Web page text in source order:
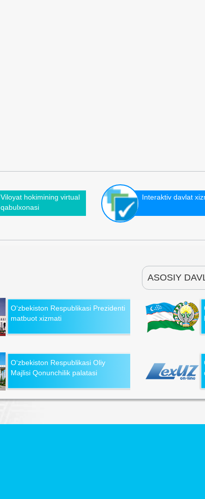
Viloyat hokimining virtual
qabulxonasi
Interaktiv davlat
ASOSIY
O‘zbekiston Respublikasi Prezidenti
matbuot xizmati
O‘zbekiston Respublikasi Oliy
Majlisi Qonunchilik palatasi